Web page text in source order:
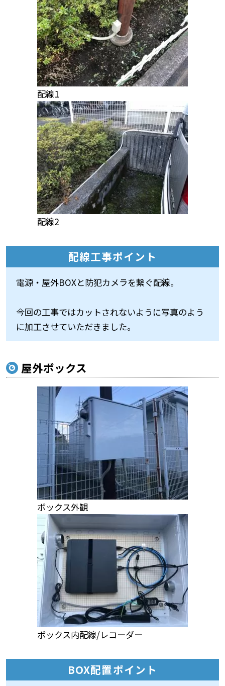
配線1
配線2
配線工事ポイント
電源・屋外BOXと防犯カメラを繋ぐ配線。
今回の工事ではカットされないように写真のよう
に加工させていただきました。
屋外ボックス
ボックス外観
ボックス内配線/レコーダー
BOX配置ポイント